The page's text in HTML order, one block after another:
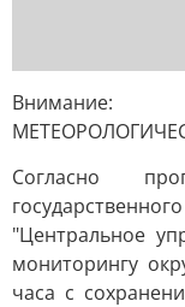
Согласно
"Центральное
мониторингу
часа с